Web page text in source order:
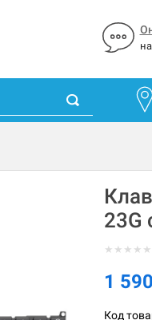
23G
★ ★ ★ ★ ★
1
Код